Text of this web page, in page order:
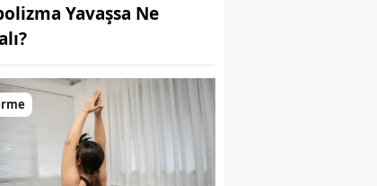
Yavaşsa Ne